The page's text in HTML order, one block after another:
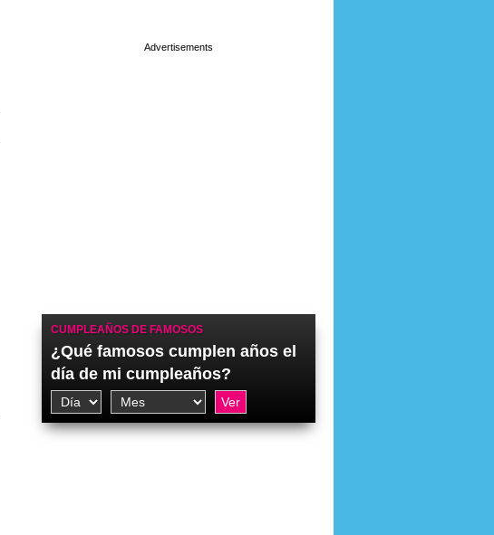
CUMPLEAÑOS DE FAMOSOS
¿Qué famosos cumplen años el
día de mi cumpleaños?